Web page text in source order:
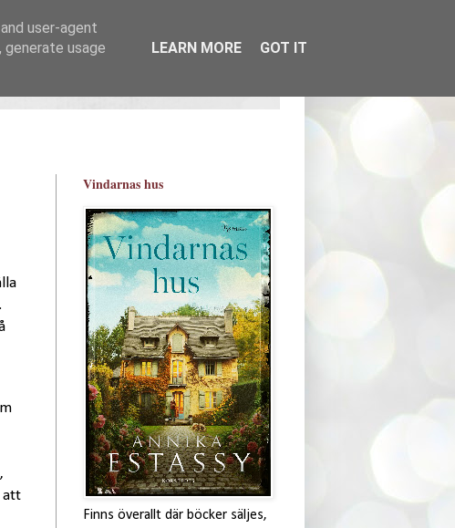
att
Vindarnas hus
Finns överallt där böcker säljes,
user-agent
usage
LEARN MORE GOT IT